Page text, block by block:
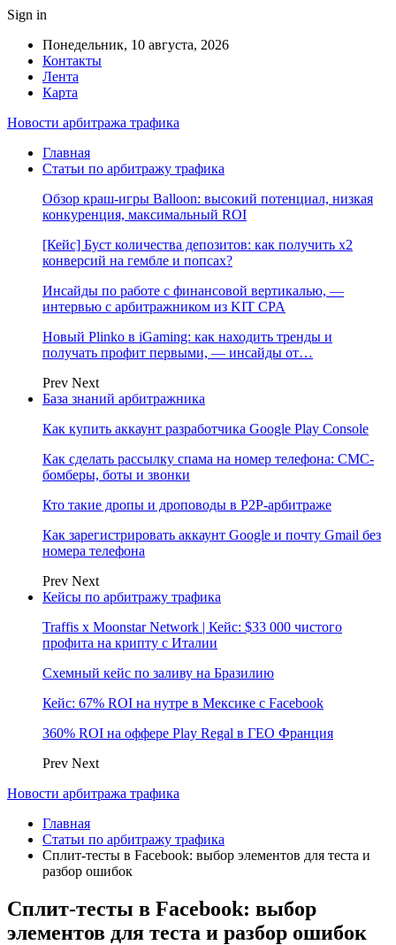
Sign in
Понедельник, 10 августа, 2026
Контакты
Лента
Карта
Новости арбитража трафика
Главная
Статьи по арбитражу трафика
Обзор краш-игры Balloon: высокий потенциал, низкая
конкуренция, максимальный ROI
[Кейс] Буст количества депозитов: как получить х2
конверсий на гембле и попсах?
Инсайды по работе с финансовой вертикалью, —
интервью с арбитражником из KIT CPA
Новый Plinko в iGaming: как находить тренды и
получать профит первыми, — инсайды от…
Prev Next
База знаний арбитражника
Как купить аккаунт разработчика Google Play Console
Как сделать рассылку спама на номер телефона: СМС-
бомберы, боты и звонки
Кто такие дропы и дроповоды в P2P-арбитраже
Как зарегистрировать аккаунт Google и почту Gmail без
номера телефона
Prev Next
Кейсы по арбитражу трафика
Traffis x Moonstar Network | Кейс: $33 000 чистого
профита на крипту с Италии
Схемный кейс по заливу на Бразилию
Кейс: 67% ROI на нутре в Мексике с Facebook
360% ROI на оффере Play Regal в ГЕО Франция
Prev Next
Новости арбитража трафика
Главная
Статьи по арбитражу трафика
Сплит-тесты в Facebook: выбор элементов для теста и
разбор ошибок
Сплит-тесты в Facebook: выбор
элементов для теста и разбор ошибок